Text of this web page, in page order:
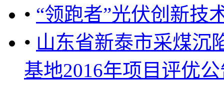
• “领跑者”光伏创新技
• 山东省新泰市采煤沉
基地2016年项目评优